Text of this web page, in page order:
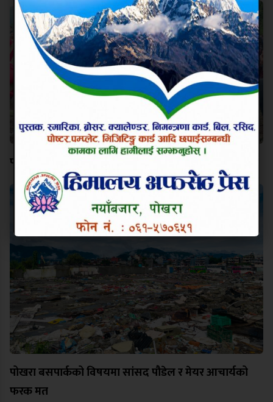
पोखरा–२२ कोदीमा कोदो दिवस महोत्सव
पोखरा बसपार्कको विषयमा सांसद पौडेल र मेयर आचार्यको
फरक मत